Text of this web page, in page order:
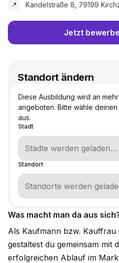
📍 Kandelstraße 8, 79199
Jetzt
Was macht man da aus
Als Kaufmann bzw. Kauffrau
gestaltest du gemeinsam mit
erfolgreichen Ablauf im
Standort ändern
Diese Ausbildung wird an
angeboten. Bitte wähle
aus.
Stadt
Standort